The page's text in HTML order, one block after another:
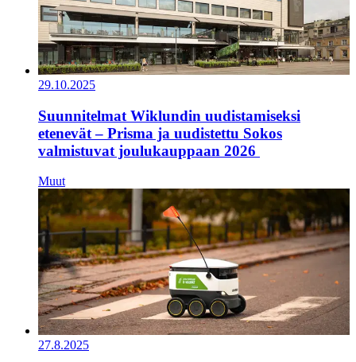
29.10.2025
Suunnitelmat Wiklundin uudistamiseksi
etenevät – Prisma ja uudistettu Sokos
valmistuvat joulukauppaan 2026
Muut
27.8.2025